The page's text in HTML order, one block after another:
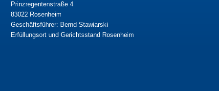
Prinzregentenstraße 4
83022 Rosenheim
Geschäftsführer: Bernd Stawiarski
Erfüllungsort und Gerichtsstand Rosenheim